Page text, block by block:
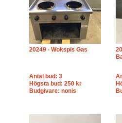
20249 - Wokspis Gas
Antal bud: 3
Högsta bud: 250 kr
Budgivare: nonis